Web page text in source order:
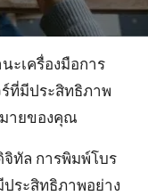
ะเครื่องมือการ
ที่มีประสิทธิภาพ
มายของคุณ
ทัล การพิมพ์โบร
ประสิทธิภาพอย่าง